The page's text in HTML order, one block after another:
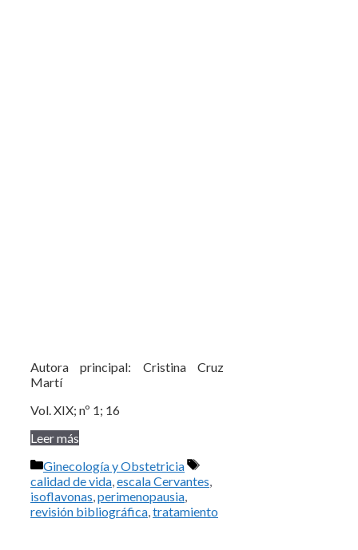
Autora principal: Cristina Cruz
Martí
Vol. XIX; nº 1; 16
Leer más
Categorías
Ginecología y Obstetricia
Etiquetas
calidad de vida,escala Cervantes,
isoflavonas,perimenopausia,
revisión bibliográfica,tratamiento